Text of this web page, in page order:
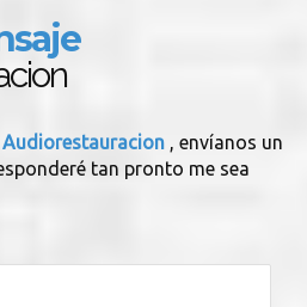
, envíanos un
tan pronto me sea